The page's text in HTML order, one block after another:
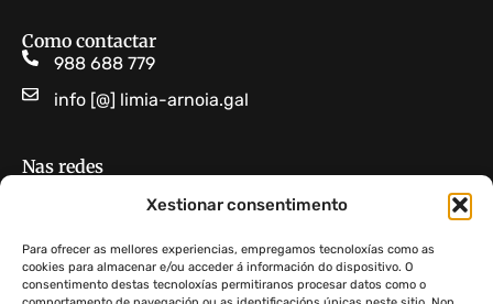
Xestionar consentimento
Para ofrecer as mellores experiencias, empregamos tecnoloxías como as
cookies para almacenar e/ou acceder á información do dispositivo. O
consentimento destas tecnoloxías permitiranos procesar datos como o
Como contactar
988 688 779
info [@] limia-arnoia.gal
Nas redes
Non atopas algo?